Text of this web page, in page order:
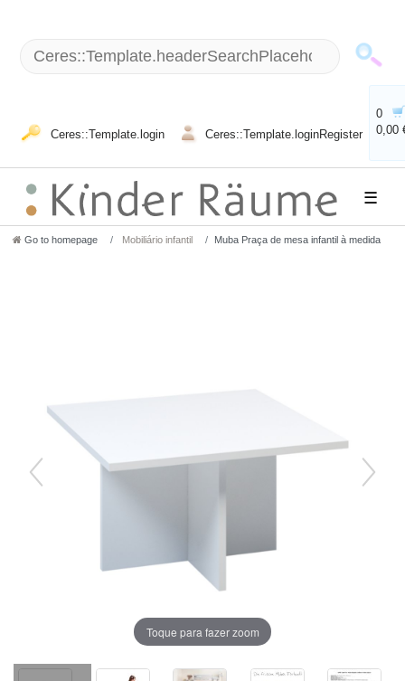
Ceres::Template.login Ceres::Template.loginRegister
0
0,00
☰
Go to homepage Mobiliário infantil Muba Praça de mesa infantil à medida
Toque para fazer zoom